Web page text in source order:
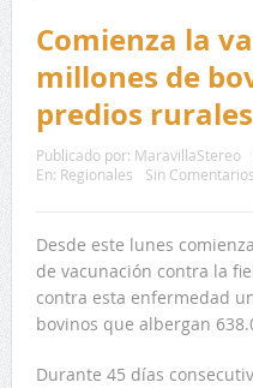
Comienza la
millones de
predios rurales
Publicado por: MaravillaStereo
En: Regionales
Sin Comentarios
Desde este lunes
de vacunación contra la
contra esta enfermedad
bovinos que albergan
Durante 45 días